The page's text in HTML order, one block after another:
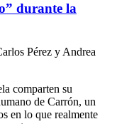
durante la
Pérez y Andrea
comparten su
de Carrón, un
en lo que realmente